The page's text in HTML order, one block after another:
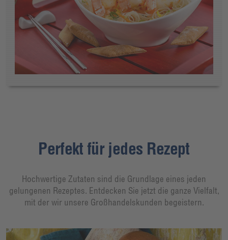
Perfekt für jedes Rezept
Hochwertige Zutaten sind die Grundlage eines jeden
gelungenen Rezeptes. Entdecken Sie jetzt die ganze Vielfalt,
mit der wir unsere Großhandelskunden begeistern.